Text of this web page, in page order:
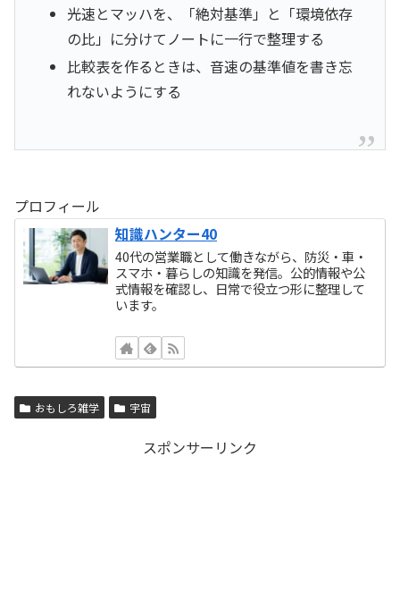
光速とマッハを、「絶対基準」と「環境依存
の比」に分けてノートに一行で整理する
比較表を作るときは、音速の基準値を書き忘
れないようにする
プロフィール
知識ハンター40
40代の営業職として働きながら、防災・車・
スマホ・暮らしの知識を発信。公的情報や公
式情報を確認し、日常で役立つ形に整理して
います。
おもしろ雑学 宇宙
スポンサーリンク